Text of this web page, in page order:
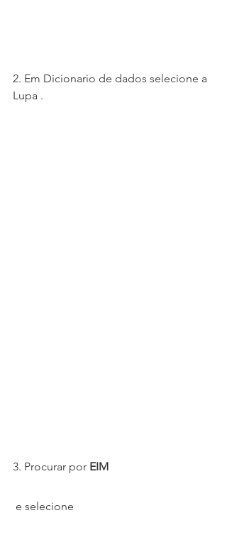
2. Em Dicionario de dados selecione a
Lupa .
3. Procurar por EIM
e selecione